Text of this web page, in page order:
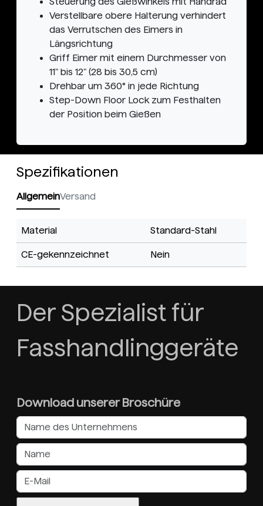
Verstellbare obere Halterung verhindert
das Verrutschen des Eimers in
Längsrichtung
Griff Eimer mit einem Durchmesser von
11" bis 12" (28 bis 30,5 cm)
Drehbar um 360° in jede Richtung
Step-Down Floor Lock zum Festhalten
der Position beim Gießen
Spezifikationen
AllgemeinVersand
Material Standard-Stahl
CE-gekennzeichnet Nein
Der Spezialist für
Fasshandlinggeräte
Download unserer Broschüre